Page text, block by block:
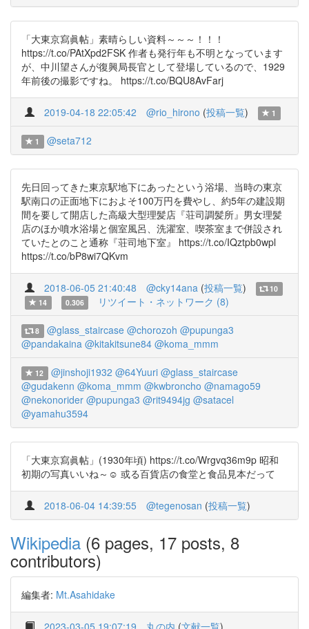
「大東京寫眞帖」素晴らしい資料～～～！！！
https://t.co/PAtXpd2FSK 作者も発行年も不明となっています
が、中川望さんが復興局長官として登場しているので、1929
年前後の撮影ですね。 https://t.co/BQU8AvFarj
2019-04-18 22:05:42 @rio_hirono (投稿一覧) 1
1 @seta712
先日回ってきた東京駅地下にあったという浴場、当時の東京
駅南口の正面地下におよそ100万円を費やし、約5年の建設期
間を要して開店した高級大型理髪店『荘司調髪所』男女理髪
店のほか噴水浴場と個室風呂、洗濯室、喫茶室まで併設され
ていたとのこと通称『荘司地下室』 https://t.co/IQztpb0wpl
https://t.co/bP8wi7QKvm
2018-06-05 21:40:48 @cky14ana (投稿一覧)
10
14
0.306 リツイート・ネットワーク (8)
8 @glass_staircase @chorozoh @pupunga3
@pandakaina @kitakitsune84 @koma_mmm
12 @jinshoji1932 @64Yuuri @glass_staircase
@gudakenn @koma_mmm @kwbroncho @namago59
@nekonorider @pupunga3 @rit9494jg @satacel
@yamahu3594
「大東京寫眞帖」(1930年頃) https://t.co/Wrgvq36m9p 昭和
初期の写真いいね～☺ 或る百貨店の食堂と食品見本だって
2018-06-04 14:39:55 @tegenosan (投稿一覧)
Wikipedia (6 pages, 17 posts, 8
contributors)
編集者: Mt.Asahidake
2023-03-05 19:07:19 丸の内 (文献一覧)